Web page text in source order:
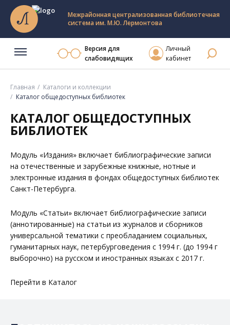
Межрайонная централизованная библиотечная
система им. М.Ю. Лермонтова
Версия для
слабовидящих
Личный
кабинет
Главная
Каталоги и коллекции
Каталог общедоступных библиотек
КАТАЛОГ ОБЩЕДОСТУПНЫХ
БИБЛИОТЕК
Модуль «Издания» включает библиографические записи
на отечественные и зарубежные книжные, нотные и
электронные издания в фондах общедоступных библиотек
Санкт-Петербурга.
Модуль «Статьи» включает библиографические записи
(аннотированные) на статьи из журналов и сборников
универсальной тематики с преобладанием социальных,
гуманитарных наук, петербурговедения с 1994 г. (до 1994 г
выборочно) на русском и иностранных языках с 2017 г.
Перейти в Каталог